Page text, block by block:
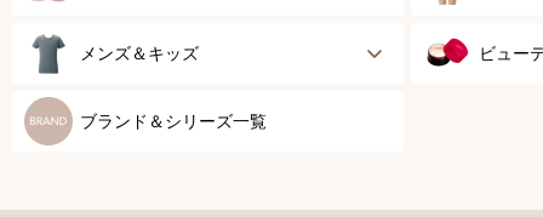
ブラジャー
ブラジャーパッド
健康サ
メンズ＆キッズ
メンズトップ
ビュー
ブランド＆シリーズ一覧